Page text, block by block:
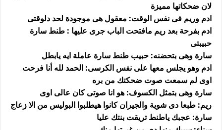
لان ضحكاتها مميزة
ادم وريم فى نفس الوقت: معقول هى موجودة لحد دلوقتى
ادم بفرحة بعد ريم مافتحت الباب جرى عليها : طنط سارة
حبيبتى
سارة وهى بتحضنه: حبيب طنط سارة عاملة ايه يابطل
ادم وهو يجلس معها على نفس الكرسى: الحمد لله أنا فرحت
اوى لم سمعت صوت ضحكتك من بره
سارة وهى بتمثل الكسوف: هو انا صوتى كان عالى اوى
ريم: طبعا دى شوية والجيران كانوا هيطلبوا البوليس من الا زعاج
سارة: عجبك ياطنط تريقت بنتك عليا